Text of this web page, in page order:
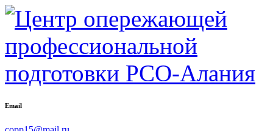
Email